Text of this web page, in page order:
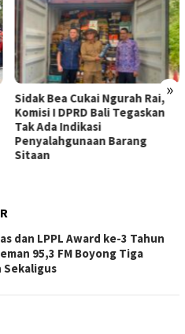
»
Rahina Tumpek Krulut,
Pemkab Bangli Hadirkan
Pengobatan Gratis di Empat
Kecamatan Wujudkan
Pelayanan Kesehatan
dan LPPL Award ke-3 Tahun
95,3 FM Boyong Tiga
Sekaligus